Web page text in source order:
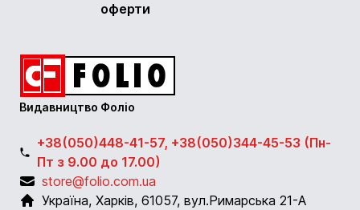
оферти
Видавництво Фоліо
+38(050)448-41-57, +38(050)344-45-53 (Пн-
Пт з 9.00 до 17.00)
store@folio.com.ua
Україна, Харків, 61057, вул.Римарська 21-А